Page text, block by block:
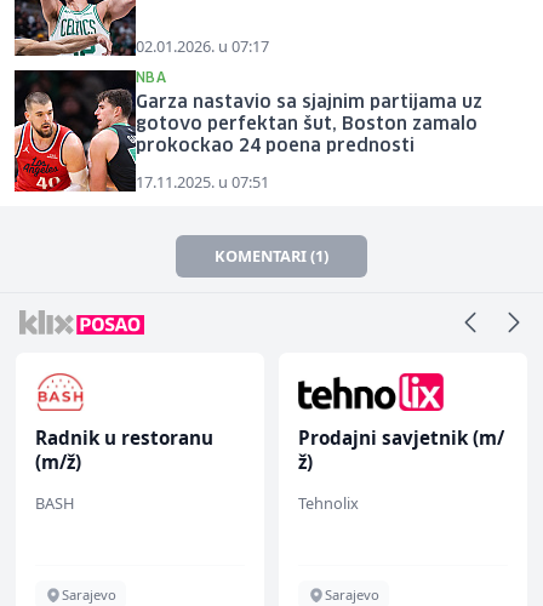
02.01.2026. u 07:17
NBA
Garza nastavio sa sjajnim partijama uz
gotovo perfektan šut, Boston zamalo
prokockao 24 poena prednosti
17.11.2025. u 07:51
KOMENTARI (1)
Prodajni savjetnik (m/
ž)
Tehnolix
Sarajevo
NK pomoćni radnik
(m)
Mountain
Sarajevo